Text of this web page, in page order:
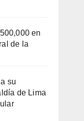
en
de la
su
de Lima